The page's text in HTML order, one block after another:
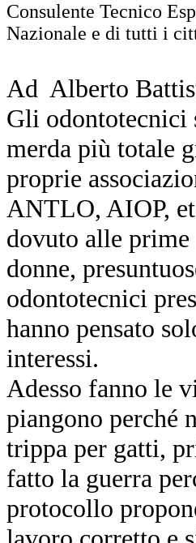
Consulente Tecnico
Nazionale e di tutti i
Ad Alberto
Gli
merda più totale
proprie
ANTLO, AIOP,
dovuto alle prime
donne,
odontotecnici
hanno pensato
interessi.
Adesso fanno le
piangono perché
trippa per gatti,
fatto la guerra
protocollo